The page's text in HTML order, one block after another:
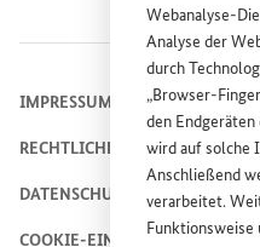
Webanalyse-
Analyse der
durch
„Browser-
den
wird auf solche
Anschließend
verarbeitet.
Funktionsweise
IMPRESSUM
RECHTLICHE HINWEISE
DATENSCHUTZHINWEIS
COOKIE-EINSTELLUNGEN